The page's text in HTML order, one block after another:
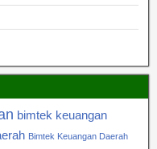
bimtek keuangan
Bimtek Keuangan Daerah